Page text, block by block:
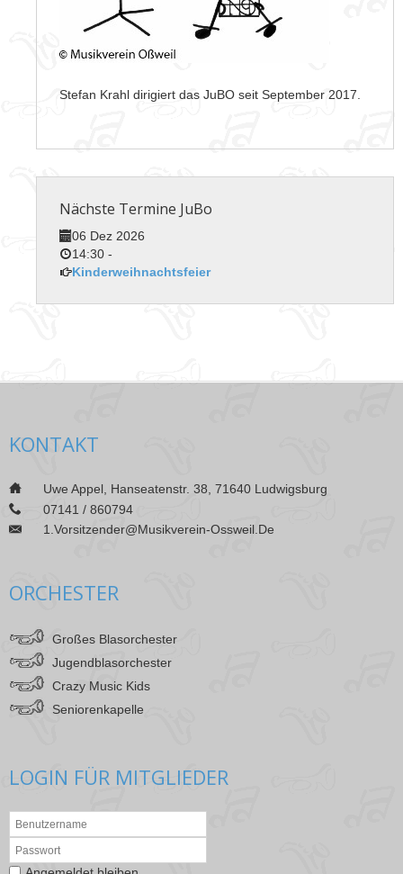
Stefan Krahl dirigiert das JuBO seit September 2017.
Nächste Termine JuBo
06 Dez 2026
14:30 -
Kinderweihnachtsfeier
KONTAKT
Uwe Appel, Hanseatenstr. 38, 71640 Ludwigsburg
07141 / 860794
1.vorsitzender@musikverein-Ossweil.de
ORCHESTER
Großes Blasorchester
Jugendblasorchester
Crazy Music Kids
Seniorenkapelle
LOGIN FÜR MITGLIEDER